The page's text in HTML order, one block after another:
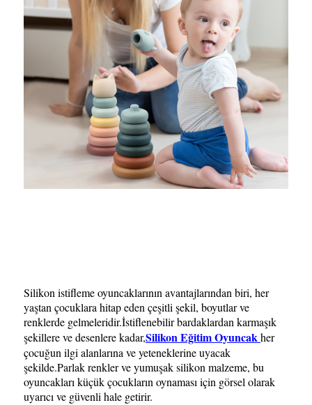
Silikon istifleme oyuncaklarının avantajlarından biri, her
yaştan çocuklara hitap eden çeşitli şekil, boyutlar ve
renklerde gelmeleridir.İstiflenebilir bardaklardan karmaşık
şekillere ve desenlere kadar,Silikon Eğitim Oyuncakher
çocuğun ilgi alanlarına ve yeteneklerine uyacak
şekilde.Parlak renkler ve yumuşak silikon malzeme, bu
oyuncakları küçük çocukların oynaması için görsel olarak
uyarıcı ve güvenli hale getirir.